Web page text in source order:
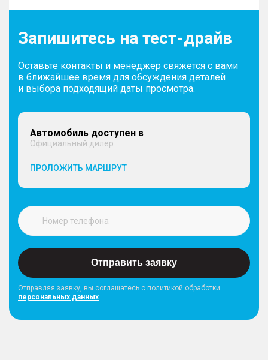
Запишитесь на тест-драйв
Оставьте контакты и менеджер свяжется с вами
в ближайшее время для обсуждения деталей
и выбора подходящий даты просмотра.
Автомобиль доступен в
Официальный дилер
ПРОЛОЖИТЬ МАРШРУТ
Отправить заявку
Отправляя заявку, вы соглашатесь с политикой обработки
персональных данных